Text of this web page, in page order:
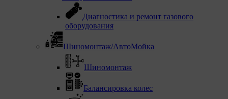
Диагностика и ремонт газового
оборудования
Шиномонтаж/АвтоМойка
Шиномонтаж
Балансировка колес